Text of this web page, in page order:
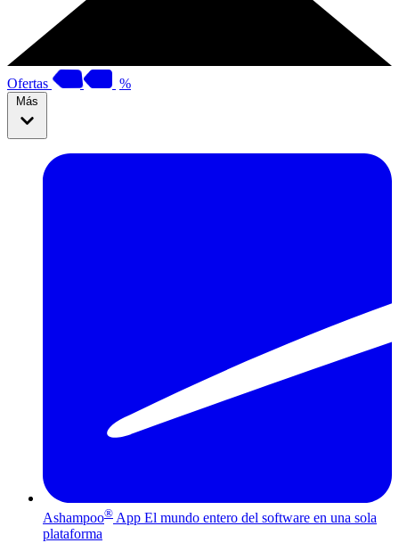
Ofertas %
Más
Ashampoo® App El mundo entero del software en una sola
plataforma